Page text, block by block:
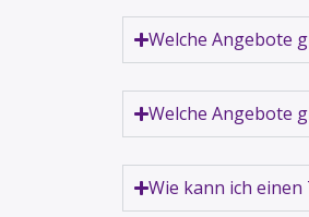
Welche Angebote
Welche Angebote
Wie kann ich